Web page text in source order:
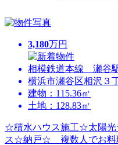
3,180万円
相模鉄道本線 瀬谷
横浜市瀬谷区相沢３
建物：115.36㎡
土地：128.83㎡
☆積水ハウス施工☆太陽
ス☆納戸☆ 複数人でお料